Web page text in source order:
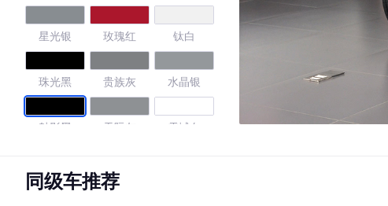
星光银 玫瑰红 钛白
珠光黑 贵族灰 水晶银
魅影黑 天际灰 雪域白
4.62
同级车推荐